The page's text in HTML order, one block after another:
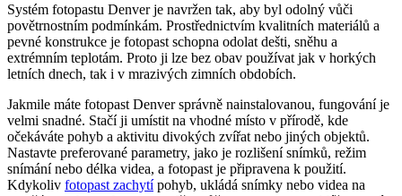
Systém fotopastu Denver je navržen tak, aby byl odolný vůči
povětrnostním podmínkám. Prostřednictvím kvalitních materiálů a
pevné konstrukce je fotopast schopna odolat dešti, sněhu a
extrémním teplotám. Proto ji lze bez obav používat jak v horkých
letních dnech, tak i v mrazivých zimních obdobích.
Jakmile máte fotopast Denver správně nainstalovanou, fungování je
velmi snadné. Stačí ji umístit na vhodné místo v přírodě, kde
očekáváte pohyb a aktivitu divokých zvířat nebo jiných objektů.
Nastavte preferované parametry, jako je rozlišení snímků, režim
snímání nebo délka videa, a fotopast je připravena k použití.
Kdykoliv fotopast zachytípohyb, ukládá snímky nebo videa na